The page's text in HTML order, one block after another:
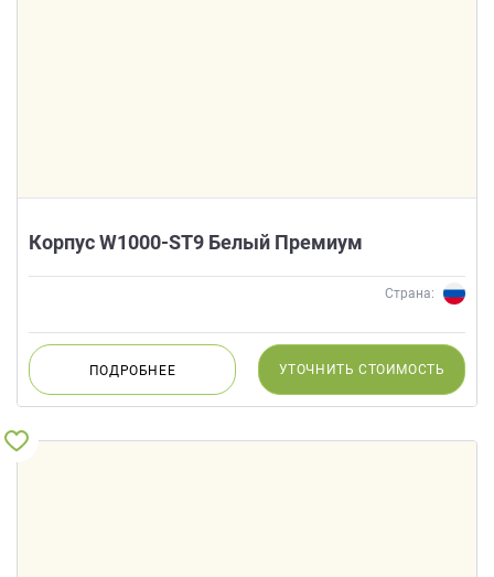
Корпус W1000-ST9 Белый Премиум
Страна:
ПОДРОБНЕЕ УТОЧНИТЬ СТОИМОСТЬ